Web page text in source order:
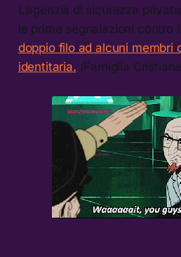
L’agenzia di sicurezza
le prime segnalazioni contro
doppio filo ad alcuni membri
identitaria. (Famiglia